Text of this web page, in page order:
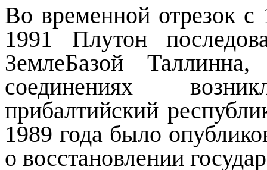
Во временной отрезок с
1991 Плутон
ЗемлеБазой
соединениях
прибалтийский
1989 года было
о восстановлении